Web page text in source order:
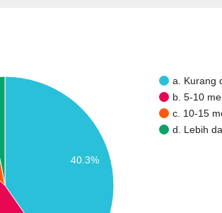
a. Kurang
b. 5-10
c. 10-15
d. Lebih
40.3%